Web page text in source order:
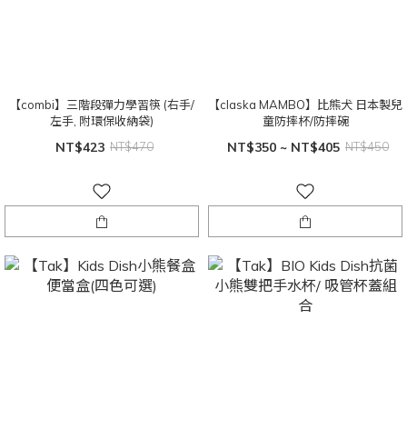
【combi】三階段彈力學習筷 (右手/
左手, 附環保收納袋)
NT$423 NT$470
【claska MAMBO】比熊犬 日本製兒
童防摔杯/防摔碗
NT$350 ~ NT$405 NT$450